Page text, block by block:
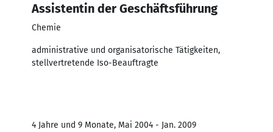
Assistentin der Geschäftsführung
Chemie
administrative und organisatorische Tätigkeiten,
stellvertretende Iso-Beauftragte
4 Jahre und 9 Monate, Mai 2004 - Jan. 2009